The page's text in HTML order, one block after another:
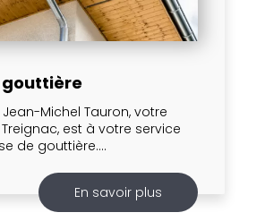
gouttière
Michel Tauron, votre
est à votre service
de gouttière....
En savoir plus